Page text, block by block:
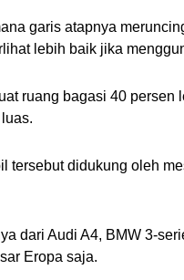
garis atapnya
lebih baik jika
ruang bagasi 40 persen
didukung oleh
dari Audi A4, BMW 3-
Eropa saja.